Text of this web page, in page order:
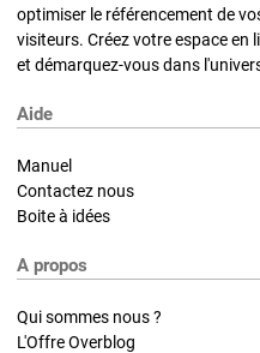
optimiser le référencement de
visiteurs. Créez votre espace en
et démarquez-vous dans
Aide
Manuel
Contactez nous
Boite à idées
A propos
Qui sommes nous ?
L'Offre Overblog